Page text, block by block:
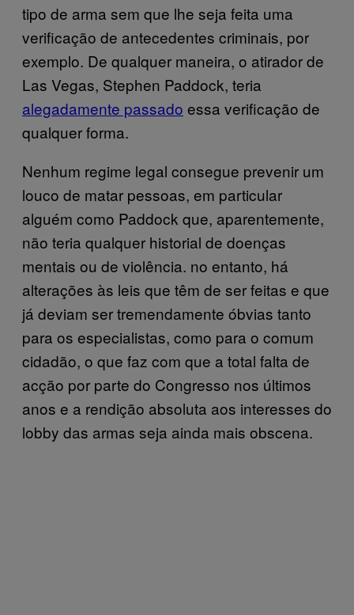
tipo de arma sem que lhe seja feita uma
verificação de antecedentes criminais, por
exemplo. De qualquer maneira, o atirador de
Las Vegas, Stephen Paddock, teria
alegadamente passado essa verificação de
qualquer forma.
Nenhum regime legal consegue prevenir um
louco de matar pessoas, em particular
alguém como Paddock que, aparentemente,
não teria qualquer historial de doenças
mentais ou de violência. no entanto, há
alterações às leis que têm de ser feitas e que
já deviam ser tremendamente óbvias tanto
para os especialistas, como para o comum
cidadão, o que faz com que a total falta de
acção por parte do Congresso nos últimos
anos e a rendição absoluta aos interesses do
lobby das armas seja ainda mais obscena.